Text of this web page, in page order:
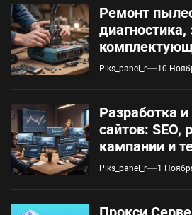
Ремонт
диагностика,
Piks_panel_r 10
Разработка
сайтов:
кампании и
поддержка
Piks_panel_r 1